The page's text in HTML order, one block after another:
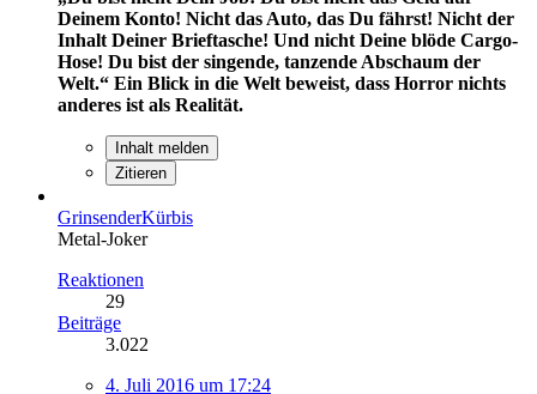
Deinem Konto! Nicht das Auto, das Du fährst! Nicht der
Inhalt Deiner Brieftasche! Und nicht Deine blöde Cargo-
Hose! Du bist der singende, tanzende Abschaum der
Welt.“ Ein Blick in die Welt beweist, dass Horror nichts
anderes ist als Realität.
Inhalt melden
Zitieren
GrinsenderKürbis
Metal-Joker
Reaktionen
29
Beiträge
3.022
4. Juli 2016 um 17:24